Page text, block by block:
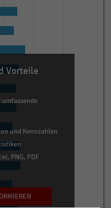
Vorteile
umfassende
und Kennzahlen
PNG, PDF